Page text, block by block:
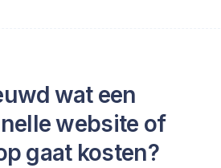
wat een
website of
gaat kosten?